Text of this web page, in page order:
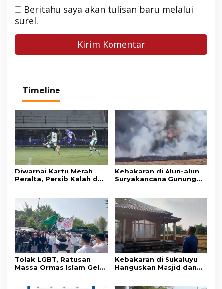
Beritahu saya akan tulisan baru melalui
surel.
Timeline
Diwarnai Kartu Merah
Peralta, Persib Kalah dari
Kebakaran di Alun-alun
Suryakancana Gunung
Masih Bersiaga
Tolak LGBT, Ratusan
Massa Ormas Islam Gelar
Kebakaran di Sukaluyu
Hanguskan Masjid dan